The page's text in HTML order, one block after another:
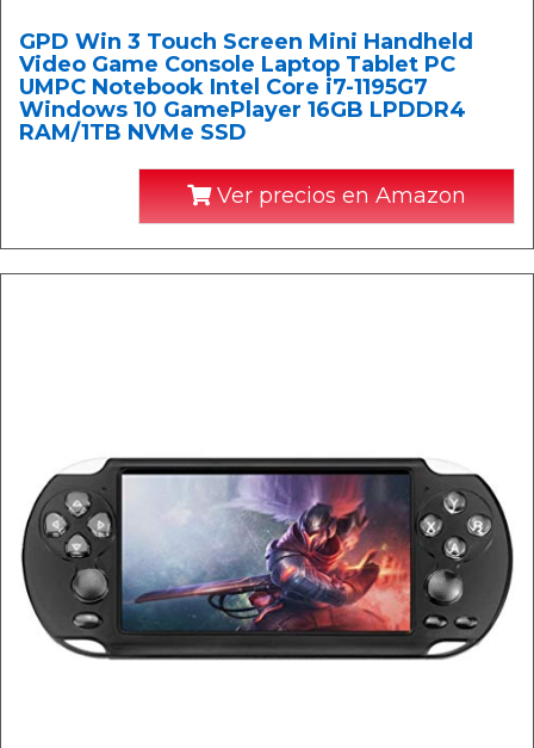
GPD Win 3 Touch Screen Mini Handheld
Video Game Console Laptop Tablet PC
UMPC Notebook Intel Core i7-1195G7
Windows 10 GamePlayer 16GB LPDDR4
RAM/1TB NVMe SSD
Ver precios en Amazon